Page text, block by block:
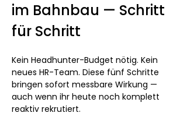
im Bahnbau — Schritt
für Schritt
Kein Headhunter-Budget nötig. Kein
neues HR-Team. Diese fünf Schritte
bringen sofort messbare Wirkung —
auch wenn ihr heute noch komplett
reaktiv rekrutiert.